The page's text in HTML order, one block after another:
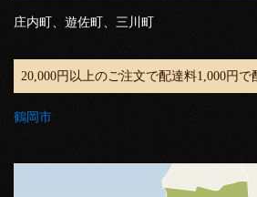
庄内町、遊佐町、三川町
20,000円以上のご注文で配達料1,000円で
鶴岡市